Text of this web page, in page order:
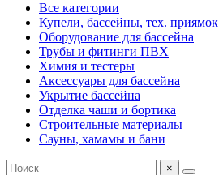
Все категории
Купели, бассейны, тех. приямок
Оборудование для бассейна
Трубы и фитинги ПВХ
Химия и тестеры
Аксессуары для бассейна
Укрытие бассейна
Отделка чаши и бортика
Строительные материалы
Сауны, хамамы и бани
×